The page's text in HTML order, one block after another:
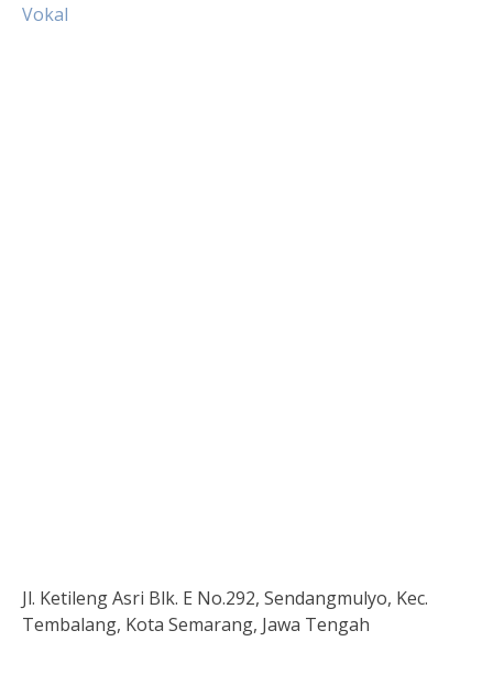
Vokal
Jl. Ketileng Asri Blk. E No.292, Sendangmulyo, Kec.
Tembalang, Kota Semarang, Jawa Tengah